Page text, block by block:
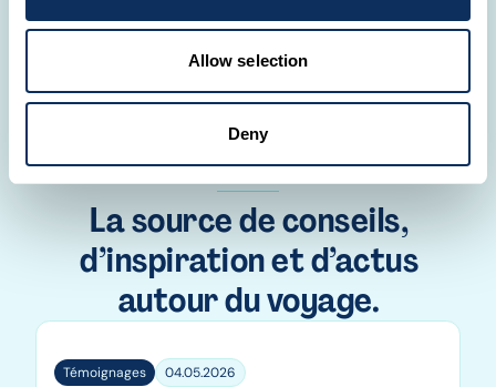
Allow selection
Deny
La source de conseils,
d’inspiration et d’actus
autour du voyage.
Témoignages 04.05.2026